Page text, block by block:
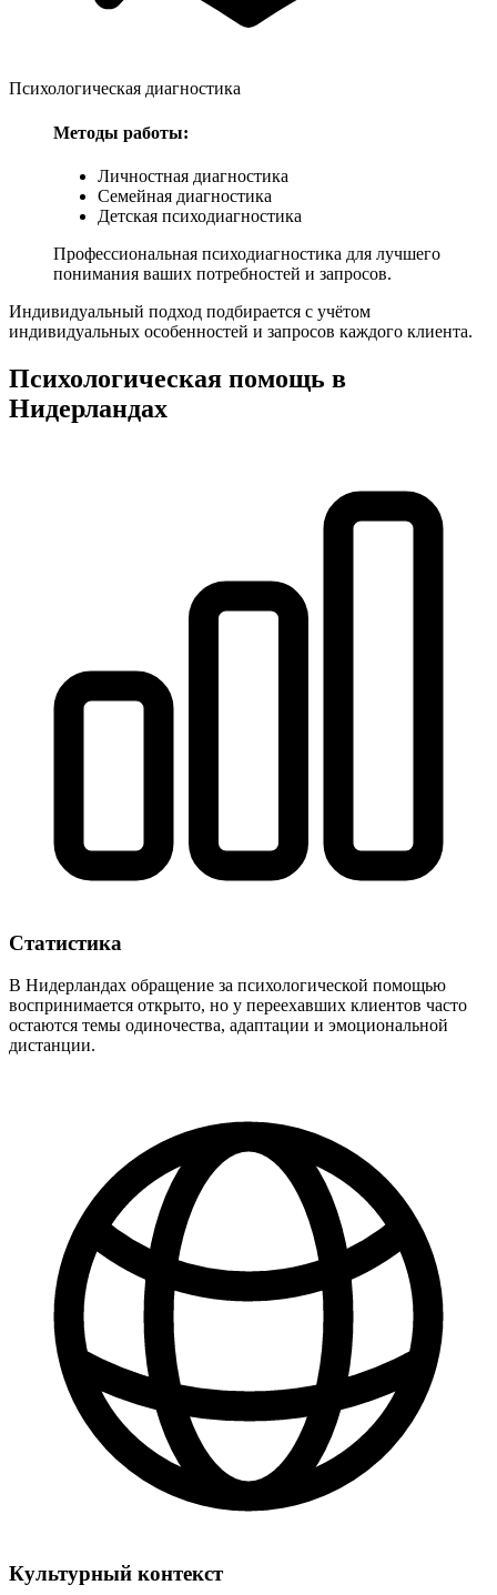
Психологическая диагностика
Методы работы:
Личностная диагностика
Семейная диагностика
Детская психодиагностика
Профессиональная психодиагностика для лучшего
понимания ваших потребностей и запросов.
Индивидуальный подход подбирается с учётом
индивидуальных особенностей и запросов каждого клиента.
Психологическая помощь в
Нидерландах
Статистика
В Нидерландах обращение за психологической помощью
воспринимается открыто, но у переехавших клиентов часто
остаются темы одиночества, адаптации и эмоциональной
дистанции.
Культурный контекст